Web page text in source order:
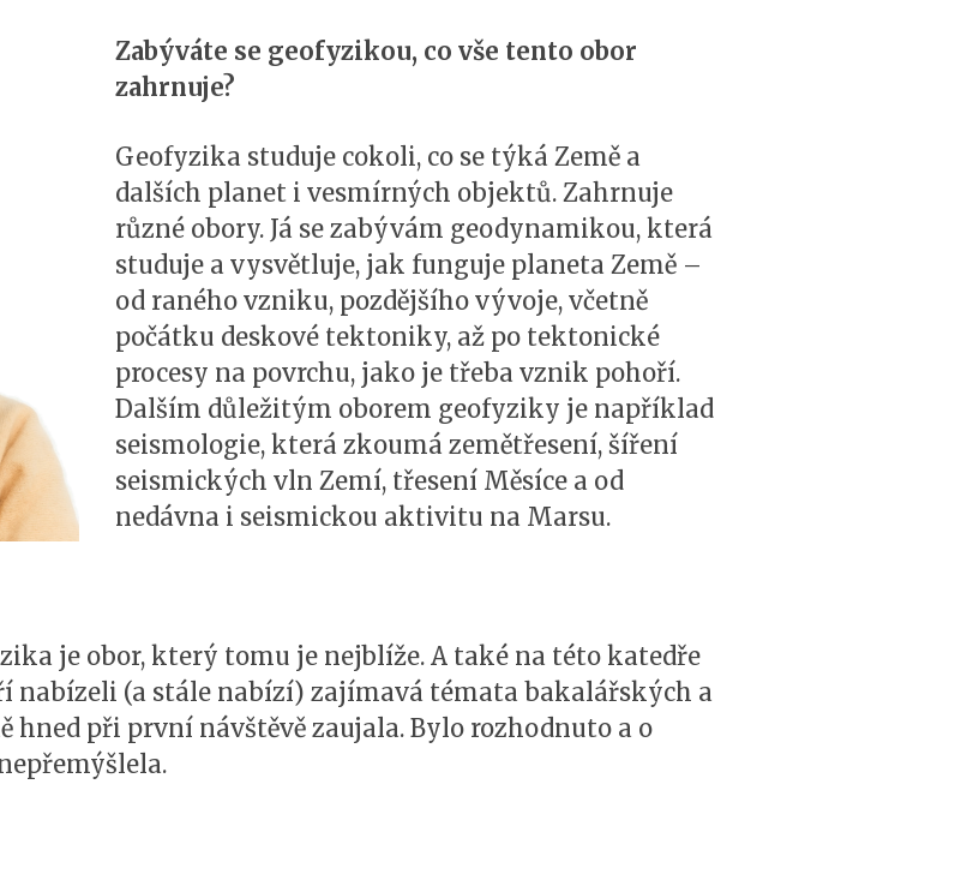
Zabýváte se geofyzikou, co vše tento obor
zahrnuje?
Geofyzika studuje cokoli, co se týká Země a
dalších planet i vesmírných objektů. Zahrnuje
různé obory. Já se zabývám geodynamikou, která
studuje a vysvětluje, jak funguje planeta Země –
od raného vzniku, pozdějšího vývoje, včetně
počátku deskové tektoniky, až po tektonické
procesy na povrchu, jako je třeba vznik pohoří.
Dalším důležitým oborem geofyziky je například
seismologie, která zkoumá zemětřesení, šíření
seismických vln Zemí, třesení Měsíce a od
nedávna i seismickou aktivitu na Marsu.
je obor, který tomu je nejblíže. A také na této katedře
nabízeli (a stále nabízí) zajímavá témata bakalářských a
při první návštěvě zaujala. Bylo rozhodnuto a o